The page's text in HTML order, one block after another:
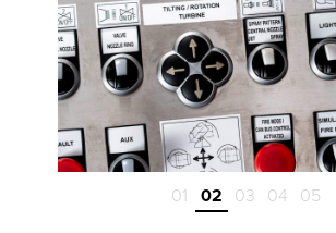
01 02 03 04 05